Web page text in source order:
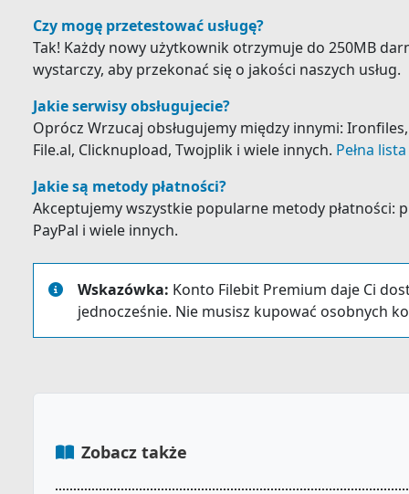
Czy mogę przetestować usługę?
Tak! Każdy nowy użytkownik otrzymuje do 250MB
wystarczy, aby przekonać się o jakości naszych usług.
Jakie serwisy obsługujecie?
Oprócz Wrzucaj obsługujemy między innymi:
File.al, Clicknupload, Twojplik i wiele innych. Pełna
Jakie są metody płatności?
Akceptujemy wszystkie popularne metody płatności:
PayPal i wiele innych.
Wskazówka: Konto Filebit Premium daje Ci
jednocześnie. Nie musisz kupować osobnych
Zobacz także